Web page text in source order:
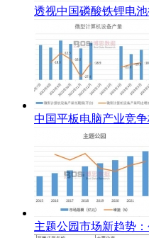
透视中国磷酸铁锂电
中国平板电脑产业竞
主题公园市场新趋势